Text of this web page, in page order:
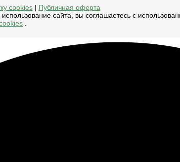
cookies | Публичная оферта
сайта, вы соглашаетесь с
.